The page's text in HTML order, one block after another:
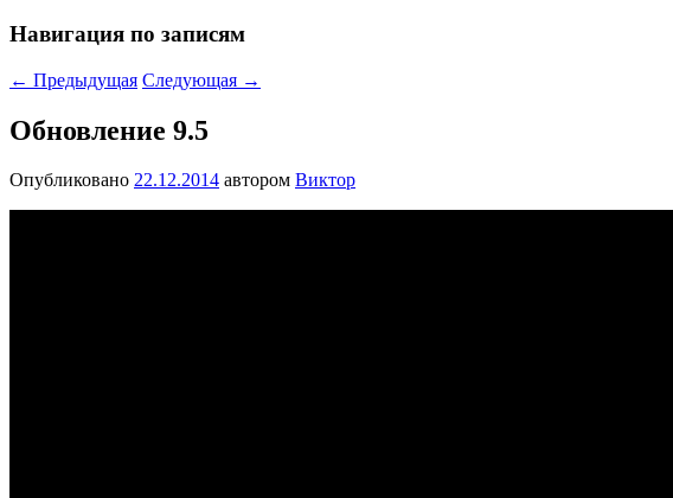
Навигация по записям
← Предыдущая Следующая →
Обновление 9.5
Опубликовано 22.12.2014 автором Виктор